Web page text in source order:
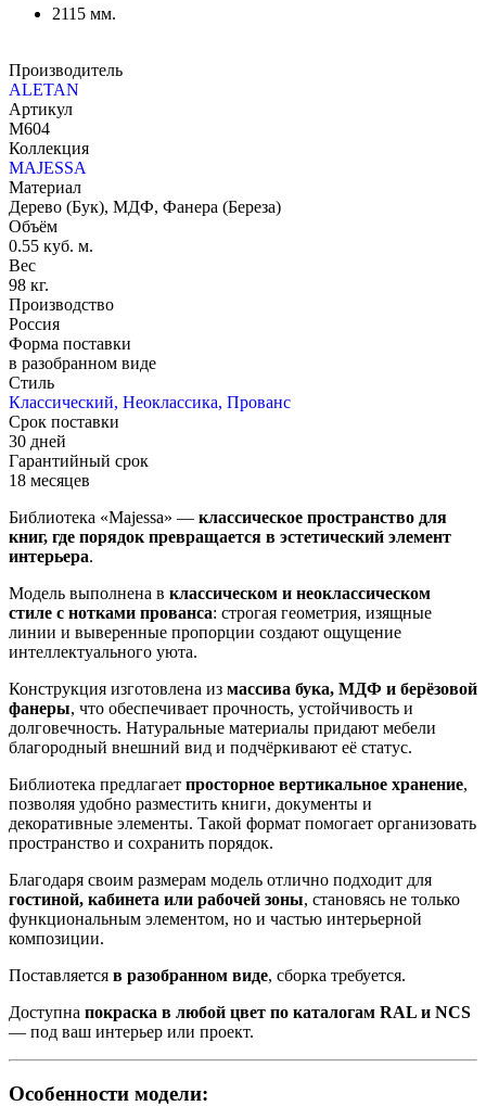
2115 мм.
Производитель
ALETAN
Артикул
М604
Коллекция
MAJESSA
Материал
Дерево (Бук), МДФ, Фанера (Береза)
Объём
0.55 куб. м.
Вес
98 кг.
Производство
Россия
Форма поставки
в разобранном виде
Стиль
Классический, Неоклассика, Прованс
Срок поставки
30 дней
Гарантийный срок
18 месяцев
Библиотека «Majessa» — классическое пространство для
книг, где порядок превращается в эстетический элемент
интерьера.
Модель выполнена в классическом и неоклассическом
стиле с нотками прованса: строгая геометрия, изящные
линии и выверенные пропорции создают ощущение
интеллектуального уюта.
Конструкция изготовлена из массива бука, МДФ и берёзовой
фанеры, что обеспечивает прочность, устойчивость и
долговечность. Натуральные материалы придают мебели
благородный внешний вид и подчёркивают её статус.
Библиотека предлагает просторное вертикальное хранение,
позволяя удобно разместить книги, документы и
декоративные элементы. Такой формат помогает организовать
пространство и сохранить порядок.
Благодаря своим размерам модель отлично подходит для
гостиной, кабинета или рабочей зоны, становясь не только
функциональным элементом, но и частью интерьерной
композиции.
Поставляется в разобранном виде, сборка требуется.
Доступна покраска в любой цвет по каталогам RAL и NCS
— под ваш интерьер или проект.
Особенности модели: